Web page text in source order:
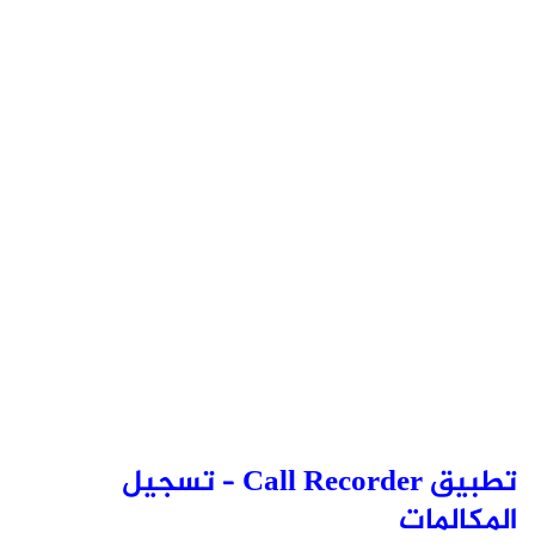
تطبيق Call Recorder – تسجيل
المكالمات